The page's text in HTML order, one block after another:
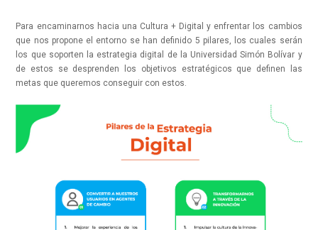
Para encaminarnos hacia una Cultura + Digital y enfrentar los cambios
que nos propone el entorno se han definido 5 pilares, los cuales serán
los que soporten la estrategia digital de la Universidad Simón Bolívar y
de estos se desprenden los objetivos estratégicos que definen las
metas que queremos conseguir con estos.